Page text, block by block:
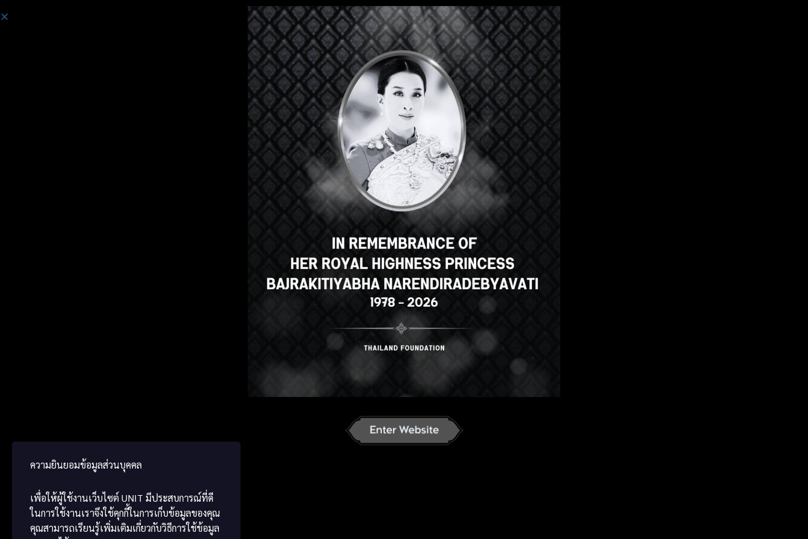
Курсы тайского языка для говорящих по-немецки
Привет, отличный курс,
правда? Вам нравится этот
курс?
ЗАЧИСЛЕНИЕ НА КУРС
ความยินยอมข้อมูลส่วนบุคคล
เพื่อให้ผู้ใช้งานเว็บไซต์ UNIT มีประสบการณ์ที่ดี
ในการใช้งานเราจึงใช้คุกกี้ในการเก็บข้อมูลของคุณ
คุณสามารถเรียนรู้เพิ่มเติมเกี่ยวกับวิธีการใช้ข้อมูล
Select your language
Russian ภาษาไทย Korean
French Vietnamese
ខ្មែរ မြန်မာဘာသာ